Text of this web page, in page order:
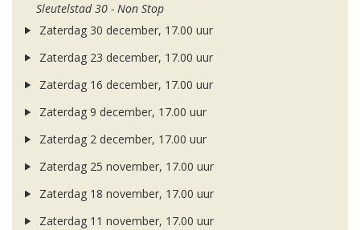
Sleutelstad 30 - Non Stop
Zaterdag 30 december, 17.00 uur
Zaterdag 23 december, 17.00 uur
Zaterdag 16 december, 17.00 uur
Zaterdag 9 december, 17.00 uur
Zaterdag 2 december, 17.00 uur
Zaterdag 25 november, 17.00 uur
Zaterdag 18 november, 17.00 uur
Zaterdag 11 november, 17.00 uur